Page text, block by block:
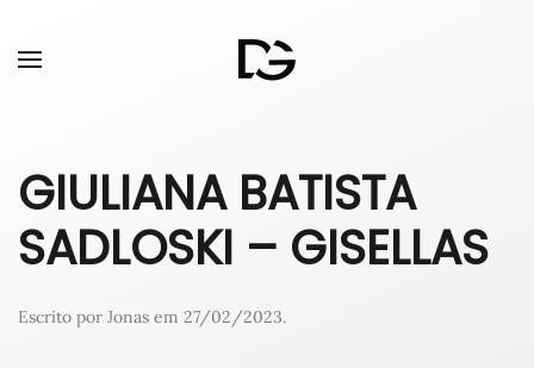
GIULIANA BATISTA
SADLOSKI – GISELLAS
Escrito por Jonas em 27/02/2023.